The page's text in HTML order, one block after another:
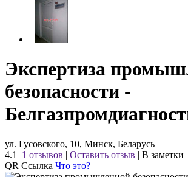
Экспертиза
безопасности -
ул. Гусовского, 10, Минск, Беларусь
4.1
1 отзывов | Оставить отзыв | В заметки |
QR Ссылка Что это?